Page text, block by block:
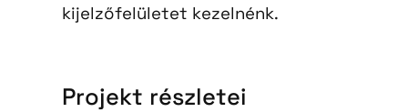
kijelzőfelületet kezelnénk.
Projekt részletei